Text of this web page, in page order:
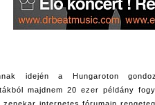
idején a Hungaroton
majdnem 20 ezer példány